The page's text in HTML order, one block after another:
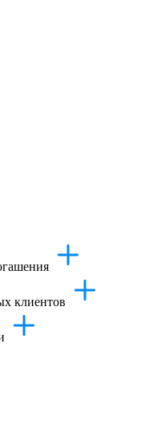
клиентов